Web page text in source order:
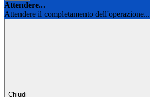
Attendere...
Attendere il completamento dell'operazione...
Chiudi